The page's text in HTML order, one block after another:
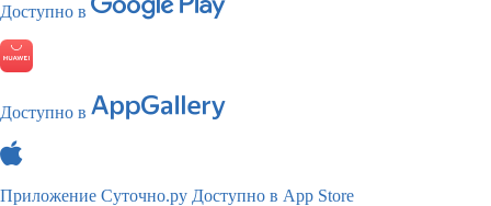
Доступно в
Доступно в
Приложение Суточно.ру Доступно в App Store